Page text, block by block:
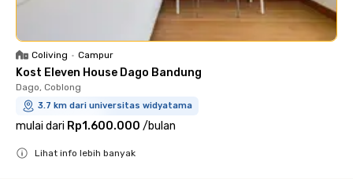
Coliving • Campur
Kost Eleven House Dago Bandung
Dago, Coblong
3.7 km dari universitas widyatama
mulai dari Rp1.600.000 /bulan
Lihat info lebih banyak